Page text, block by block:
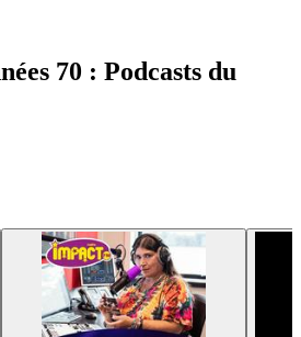
70 : Podcasts du